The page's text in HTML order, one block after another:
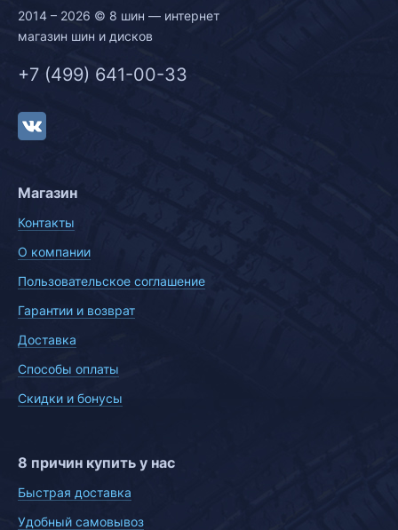
2014 – 2026 © 8 шин — интернет
магазин шин и дисков
+7 (499) 641-00-33
Магазин
Контакты
О компании
Пользовательское соглашение
Гарантии и возврат
Доставка
Способы оплаты
Скидки и бонусы
8 причин купить у нас
Быстрая доставка
Удобный самовывоз